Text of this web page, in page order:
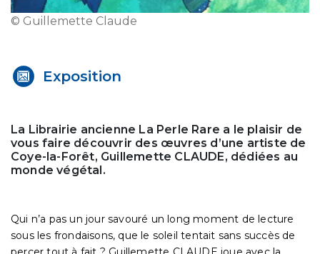
© Guillemette Claude
Exposition
La Librairie ancienne La Perle Rare a le plaisir de
vous faire découvrir des œuvres d’une artiste de
Coye-la-Forêt, Guillemette CLAUDE, dédiées au
monde végétal.
Qui n’a pas un jour savouré un long moment de lecture
sous les frondaisons, que le soleil tentait sans succès de